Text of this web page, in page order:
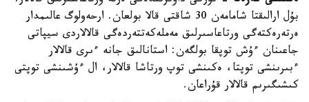
بۇل ارالىقتا شامامەن 30 شاقتى قالا بولعان. ارحەولوگ عالىمدار
ەرتەرەكتەگى ورتاعاسىرلىق مەملەكەتتەردەگى قالالاردى سيپاتى
جاعىنان ءۇش توپقا بولگەن: استانالىق جانە ءىرى قالالار
ءبىرىنشى توپتا، ەكىنشى توپ ورتاشا قالالار، ال ءۇشىنشى توپتى
كىشىگىرىم قالالار قۇراعان.